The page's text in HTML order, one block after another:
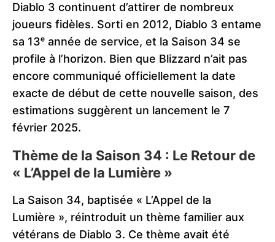
Diablo 3 continuent d’attirer de nombreux
joueurs fidèles. Sorti en 2012, Diablo 3 entame
sa 13ᵉ année de service, et la Saison 34 se
profile à l’horizon. Bien que Blizzard n’ait pas
encore communiqué officiellement la date
exacte de début de cette nouvelle saison, des
estimations suggèrent un lancement le 7
février 2025.
Thème de la Saison 34 : Le Retour de
« L’Appel de la Lumière »
La Saison 34, baptisée « L’Appel de la
Lumière », réintroduit un thème familier aux
vétérans de Diablo 3. Ce thème avait été